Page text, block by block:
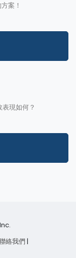
案！
現如何？
絡我們 |